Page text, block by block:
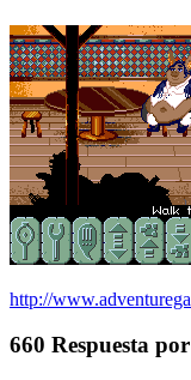
http://
660 Respuesta por